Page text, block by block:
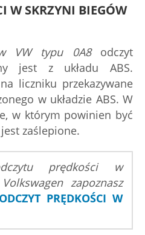
W SKRZYNI BIEGÓW
VW typu 0A8odczyt
jest z układu ABS.
liczniku przekazywane
w układzie ABS. W
w którym powinien być
zaślepione.
prędkości w
zapoznasz
ODCZYT PRĘDKOŚCI W